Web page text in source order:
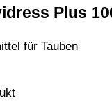
Plus
für Tauben